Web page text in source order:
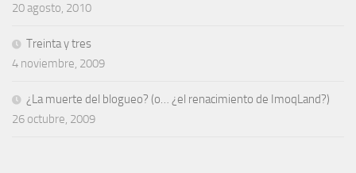
20 agosto, 2010
Treinta y tres
4 noviembre, 2009
¿La muerte del blogueo? (o… ¿el renacimiento de ImoqLand?)
26 octubre, 2009